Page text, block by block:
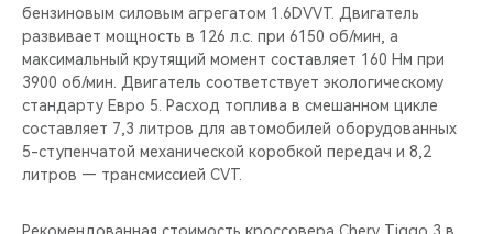
НОВИНКИ
БЛАГОТВОРИТЕЛЬНОСТЬ
CHERY REMOTE
CHERY И СПОРТ
бензиновым силовым агрегатом 1.6DVVT. Двигатель
развивает мощность в 126 л.с. при 6150 об/мин, а
максимальный крутящий момент составляет 160 Нм при
3900 об/мин. Двигатель соответствует экологическому
стандарту Евро 5. Расход топлива в смешанном цикле
составляет 7,3 литров для автомобилей оборудованных
5-ступенчатой механической коробкой передач и 8,2
литров — трансмиссией CVT.